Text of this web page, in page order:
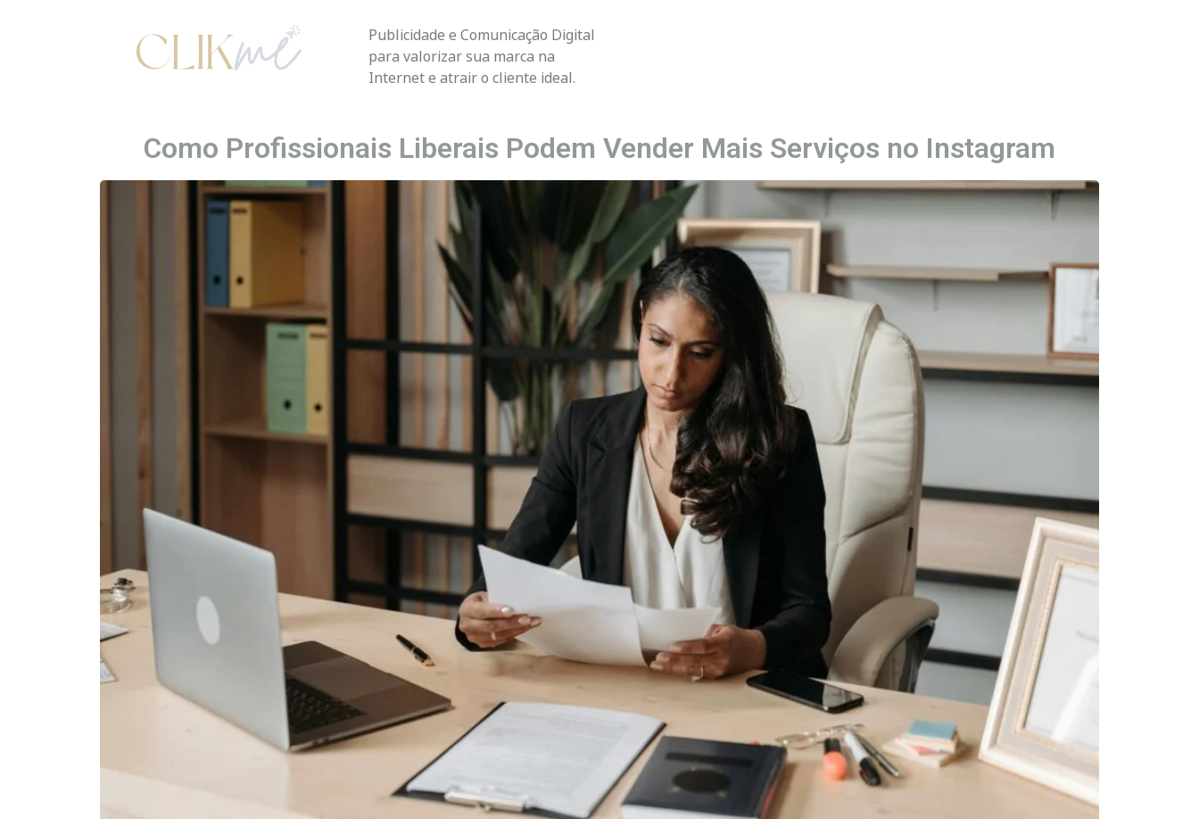
Publicidade e Comunicação Digital
para valorizar sua marca na
Internet e atrair o cliente ideal.
Como Profissionais Liberais Podem Vender Mais Serviços no Instagram